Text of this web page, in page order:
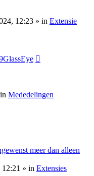
12:23 » in Extensie
Mededelingen
meer dan alleen
» in Extensies